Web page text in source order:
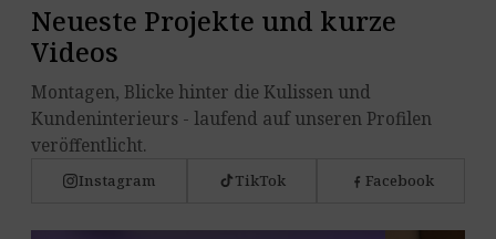
Neueste Projekte und kurze
Videos
Montagen, Blicke hinter die Kulissen und
Kundeninterieurs - laufend auf unseren Profilen
veröffentlicht.
Instagram TikTok Facebook